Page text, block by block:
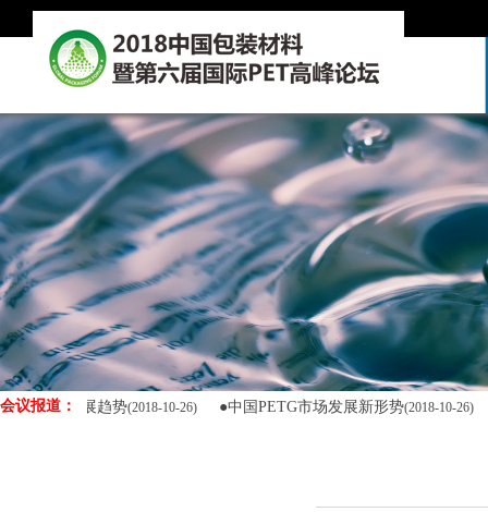
会议报道：
发展趋势 (2018-10-26) ●中国PETG市场发展新形势(2018-10-26) ●全球